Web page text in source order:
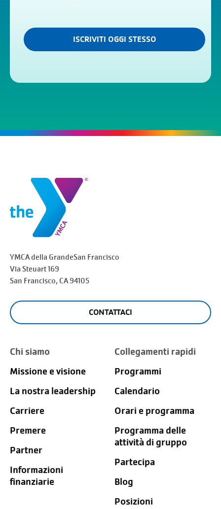
ISCRIVITI OGGI STESSO
YMCA della GrandeSan Francisco
Via Steuart 169
San Francisco, CA 94105
CONTATTACI
Chi siamo
Missione e visione
La nostra leadership
Carriere
Premere
Partner
Informazioni
finanziarie
Collegamenti rapidi
Programmi
Calendario
Orari e programma
Programma delle
attività di gruppo
Partecipa
Blog
Posizioni